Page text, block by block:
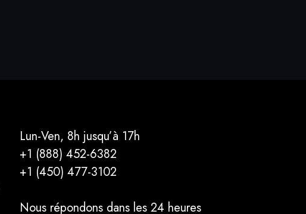
Lun-Ven, 8h jusqu’à 17h
+1 (888) 452-6382
+1 (450) 477­-3102
Nous répondons dans les 24 heures